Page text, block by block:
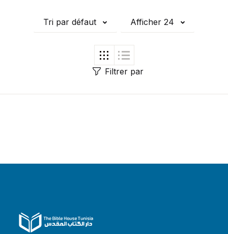
Tri par défaut Afficher 24
Filtrer par